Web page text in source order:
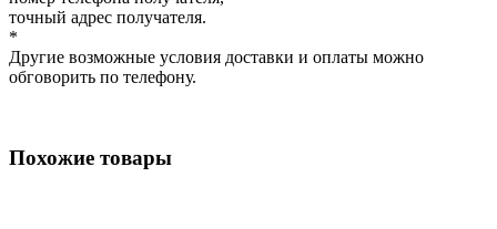
точный адрес получателя.
*
Другие возможные условия доставки и оплаты можно
обговорить по телефону.
Похожие товары